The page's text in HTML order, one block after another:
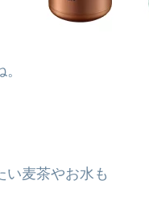
い麦茶やお水も